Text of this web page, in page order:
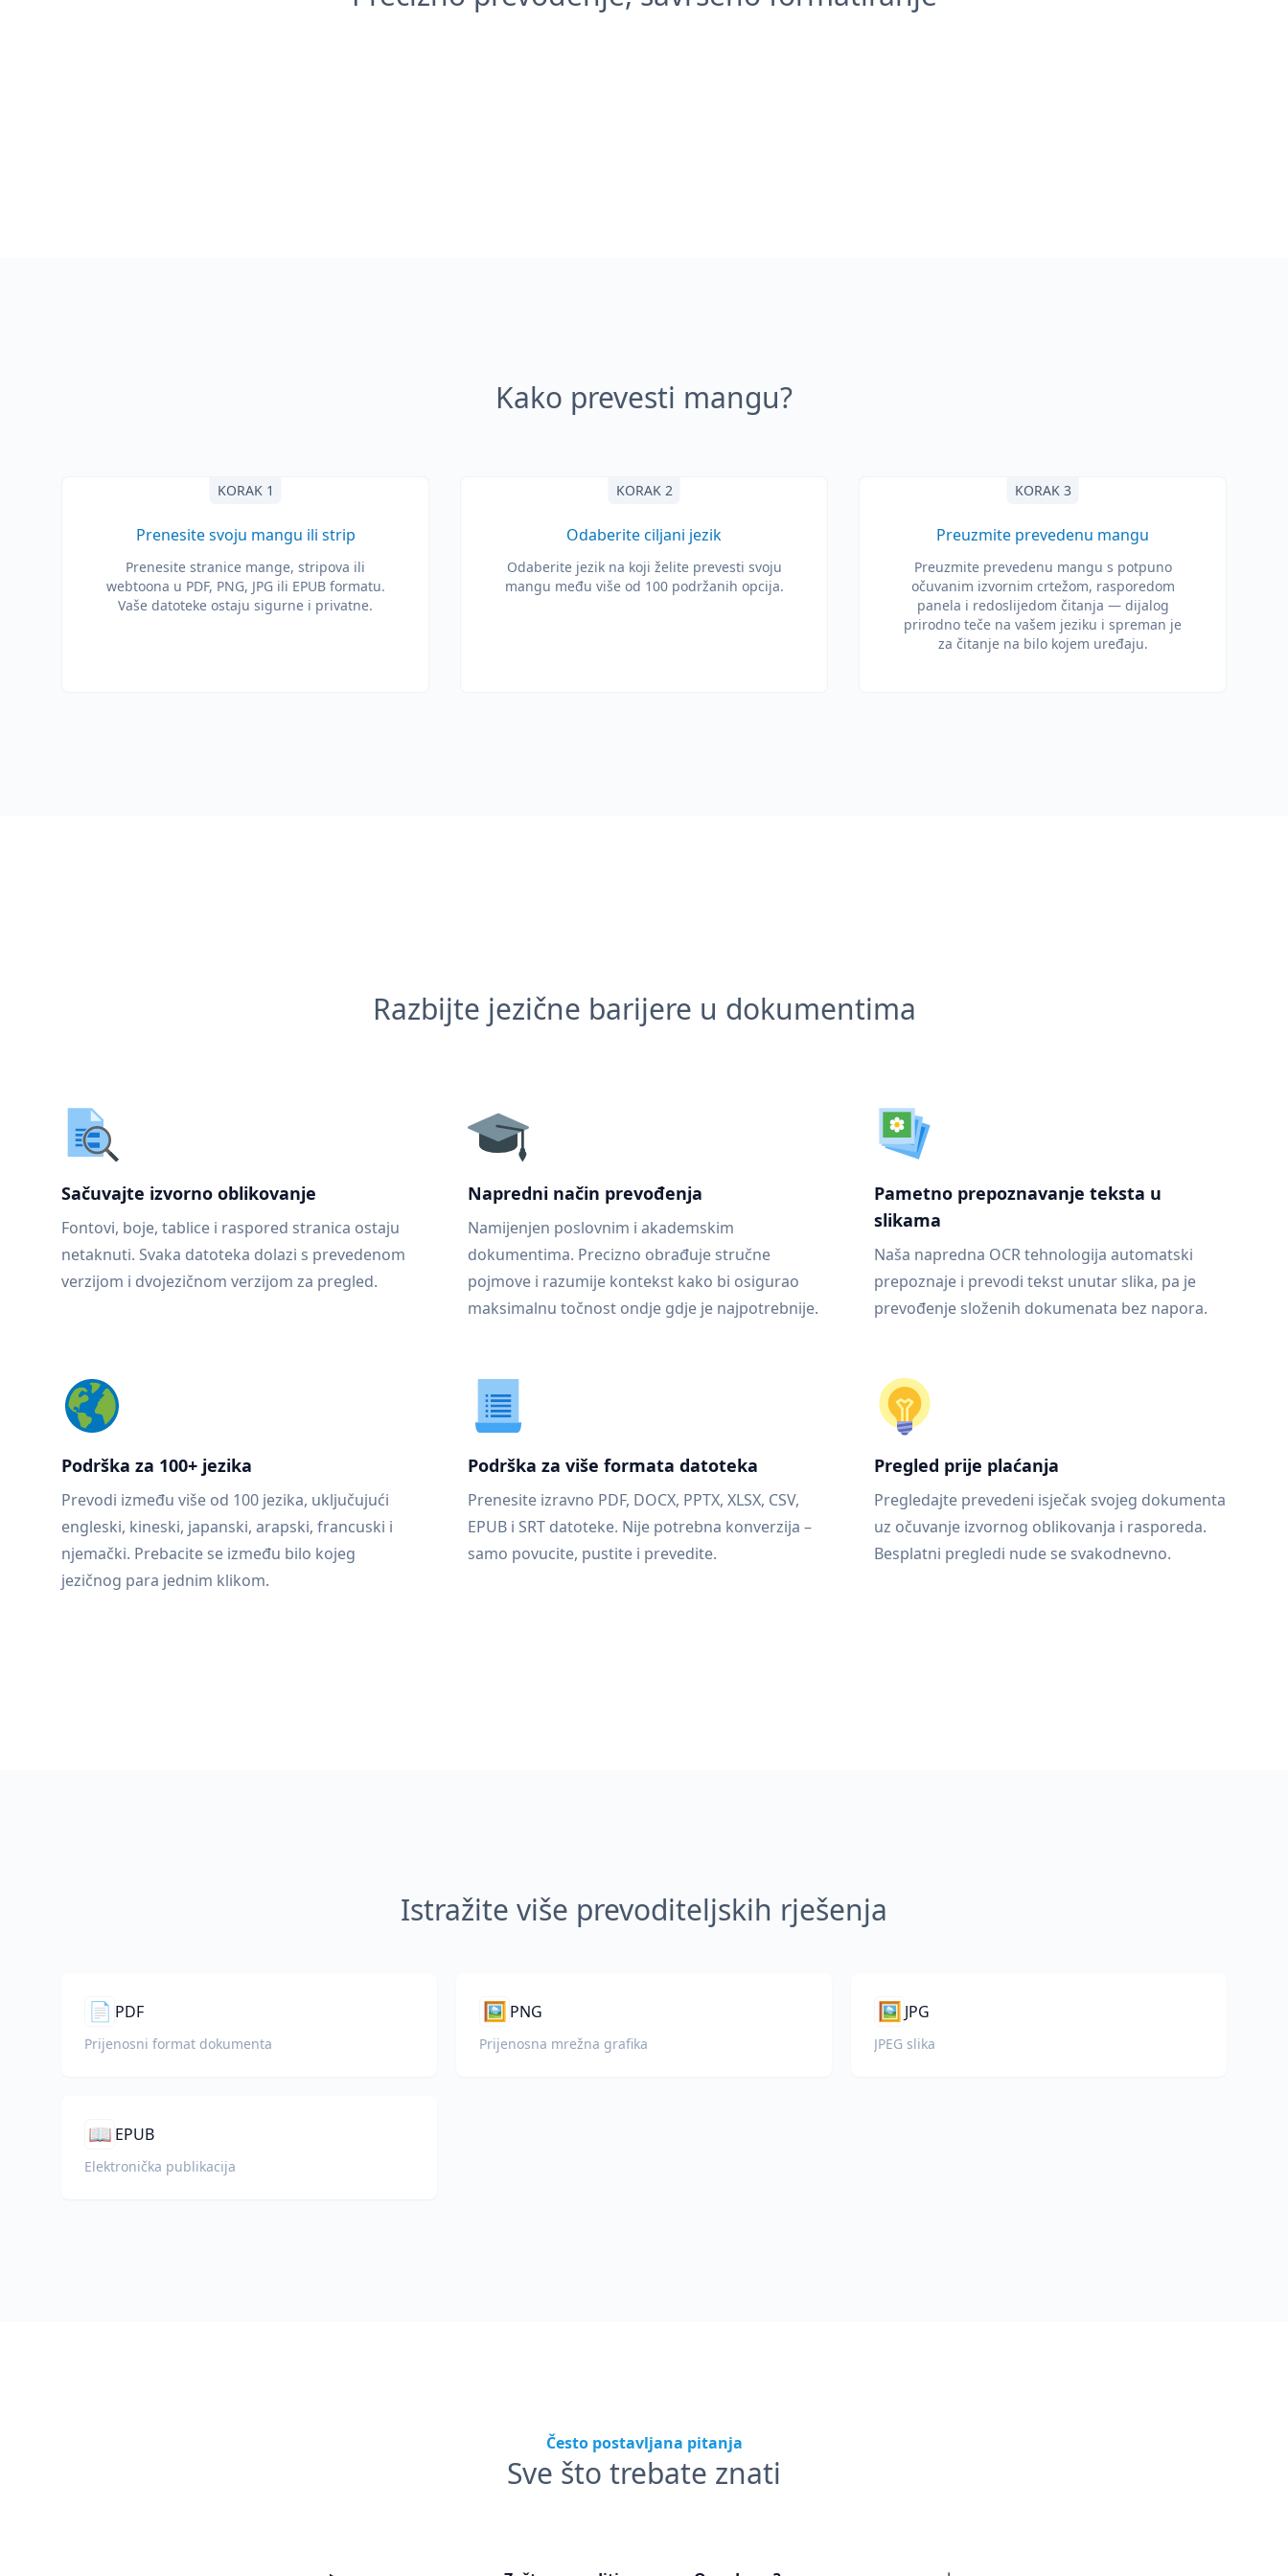
Kako prevesti mangu?
KORAK 1
Prenesite svoju mangu ili strip
Prenesite stranice mange, stripova ili
webtoona u PDF, PNG, JPG ili EPUB formatu.
Vaše datoteke ostaju sigurne i privatne.
KORAK 2
Odaberite ciljani jezik
Odaberite jezik na koji želite prevesti svoju
mangu među više od 100 podržanih opcija.
KORAK 3
Preuzmite prevedenu mangu
Preuzmite prevedenu mangu s potpuno
očuvanim izvornim crtežom, rasporedom
panela i redoslijedom čitanja — dijalog
prirodno teče na vašem jeziku i spreman je
za čitanje na bilo kojem uređaju.
Razbijte jezične barijere u dokumentima
Sačuvajte izvorno oblikovanje
Fontovi, boje, tablice i raspored stranica ostaju
netaknuti. Svaka datoteka dolazi s prevedenom
verzijom i dvojezičnom verzijom za pregled.
Napredni način prevođenja
Namijenjen poslovnim i akademskim
dokumentima. Precizno obrađuje stručne
pojmove i razumije kontekst kako bi osigurao
maksimalnu točnost ondje gdje je najpotrebnije.
Pametno prepoznavanje teksta u
slikama
Naša napredna OCR tehnologija automatski
prepoznaje i prevodi tekst unutar slika, pa je
prevođenje složenih dokumenata bez napora.
Podrška za 100+ jezika
Prevodi između više od 100 jezika, uključujući
engleski, kineski, japanski, arapski, francuski i
njemački. Prebacite se između bilo kojeg
jezičnog para jednim klikom.
Podrška za više formata datoteka
Prenesite izravno PDF, DOCX, PPTX, XLSX, CSV,
EPUB i SRT datoteke. Nije potrebna konverzija –
samo povucite, pustite i prevedite.
Pregled prije plaćanja
Pregledajte prevedeni isječak svojeg dokumenta
uz očuvanje izvornog oblikovanja i rasporeda.
Besplatni pregledi nude se svakodnevno.
Istražite više prevoditeljskih rješenja
📄 PDF
Prijenosni format dokumenta
🖼️ PNG
Prijenosna mrežna grafika
🖼️ JPG
JPEG slika
📖 EPUB
Elektronička publikacija
Često postavljana pitanja
Sve što trebate znati